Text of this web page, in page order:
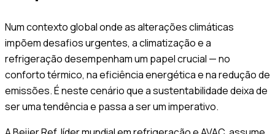
Num contexto global onde as alterações climáticas
impõem desafios urgentes, a climatização e a
refrigeração desempenham um papel crucial — no
conforto térmico, na eficiência energética e na redução de
emissões. É neste cenário que a sustentabilidade deixa de
ser uma tendência e passa a ser um imperativo.